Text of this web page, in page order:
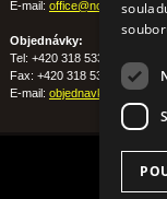
E-mail:
Objednávky:
Tel: +420 318 533 533
Fax: +420 318 533 538
E-mail: